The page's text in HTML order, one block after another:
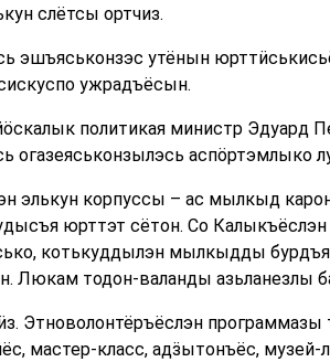
слётсы ортчиз.
эшъяськонзэс утёнын
ужрадъёсын.
политикая министр Эдуард
огазеяськонзылэсь аспӧртэмлыко
элькун корпуссы – ас мылкыд
юрттэт сётон. Со
котькуддылэн мылкыдды
Люкам тодон-валанды
Этноволонтёръёслэн
мастер-класс, адӟытонъёс,